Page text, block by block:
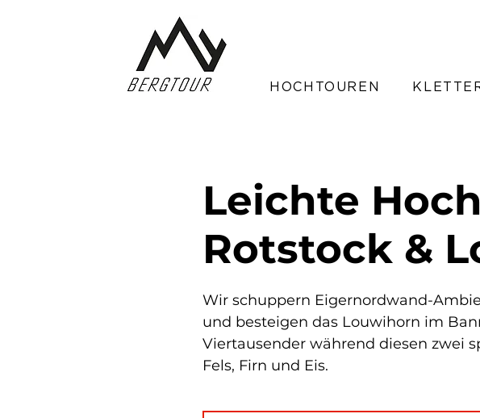
HOCHTOUREN
Leichte
Rotstock &
Wir schuppern Eigernordwand-
und besteigen das Louwihorn im
Viertausender während diesen zwei
Fels, Firn und Eis.